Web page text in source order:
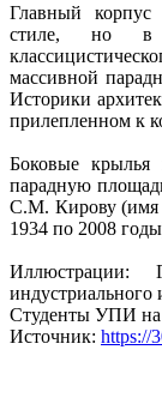
Главный корпус
стиле, но в
массивной
Историки
прилепленном к
Боковые крылья
парадную
С.М. Кирову (имя
1934 по 2008
Иллюстрации:
Студенты УПИ на
Источник: https://